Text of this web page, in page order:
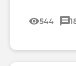
544